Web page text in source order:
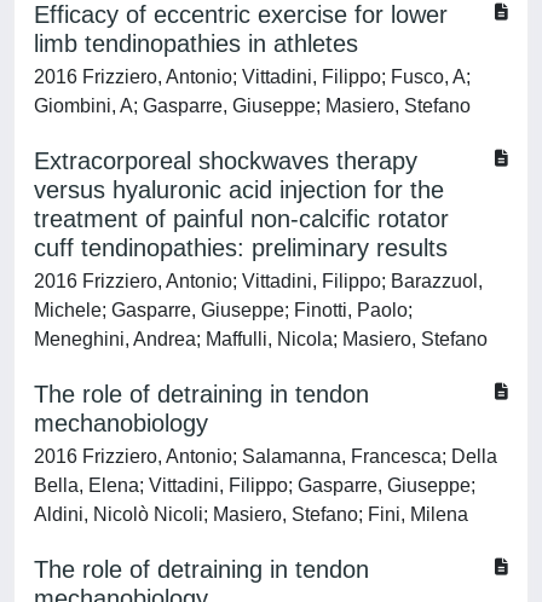
Efficacy of eccentric exercise for lower
limb tendinopathies in athletes
2016 Frizziero, Antonio; Vittadini, Filippo; Fusco, A;
Giombini, A; Gasparre, Giuseppe; Masiero, Stefano
Extracorporeal shockwaves therapy
versus hyaluronic acid injection for the
treatment of painful non-calcific rotator
cuff tendinopathies: preliminary results
2016 Frizziero, Antonio; Vittadini, Filippo; Barazzuol,
Michele; Gasparre, Giuseppe; Finotti, Paolo;
Meneghini, Andrea; Maffulli, Nicola; Masiero, Stefano
The role of detraining in tendon
mechanobiology
2016 Frizziero, Antonio; Salamanna, Francesca; Della
Bella, Elena; Vittadini, Filippo; Gasparre, Giuseppe;
Aldini, Nicolò Nicoli; Masiero, Stefano; Fini, Milena
The role of detraining in tendon